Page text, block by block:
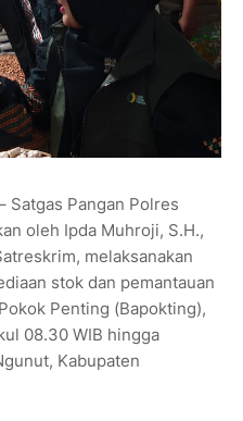
Satgas Pangan Polres
oleh Ipda Muhroji, S.H.,
melaksanakan
stok dan pemantauan
Penting (Bapokting),
08.30 WIB hingga
Kabupaten